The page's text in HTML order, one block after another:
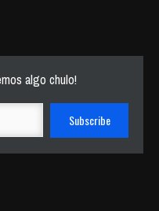
algo chulo!